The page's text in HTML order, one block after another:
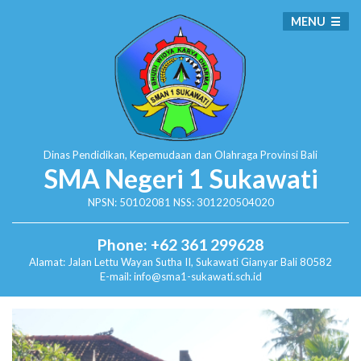
Dinas Pendidikan, Kepemudaan dan Olahraga Provinsi Bali
SMA Negeri 1 Sukawati
NPSN: 50102081 NSS: 301220504020
Phone: +62 361 299628
Alamat: Jalan Lettu Wayan Sutha II, SukawatiGianyar Bali 80582
E-mail: info@sma1-sukawati.sch.id
MENU